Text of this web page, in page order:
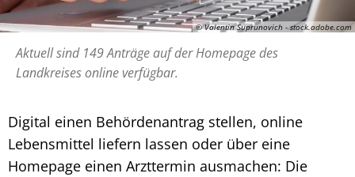
© Valentin Suprunovich - stock.adobe.com
Aktuell sind 149 Anträge auf der Homepage des
Landkreises online verfügbar.
Digital einen Behördenantrag stellen, online
Lebensmittel liefern lassen oder über eine
Homepage einen Arzttermin ausmachen: Die